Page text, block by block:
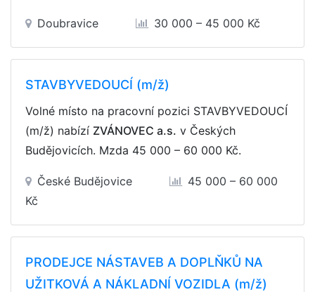
Doubravice 30 000 – 45 000 Kč
STAVBYVEDOUCÍ (m/ž)
Volné místo na pracovní pozici STAVBYVEDOUCÍ
(m/ž) nabízí ZVÁNOVEC a.s. v Českých
Budějovicích. Mzda 45 000 – 60 000 Kč.
České Budějovice
45 000 – 60 000
Kč
PRODEJCE NÁSTAVEB A DOPLŇKŮ NA
UŽITKOVÁ A NÁKLADNÍ VOZIDLA (m/ž)